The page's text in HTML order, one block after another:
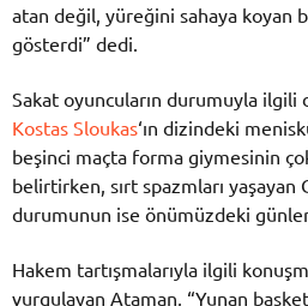
atan değil, yüreğini sahaya koyan
gösterdi” dedi.
Sakat oyuncuların durumuyla ilgili
Kostas Sloukas‘ın dizindeki
beşinci maçta forma giymesinin
belirtirken, sırt spazmları yaşayan
durumunun ise önümüzdeki
Hakem tartışmalarıyla ilgili
vurgulayan Ataman, “Yunan